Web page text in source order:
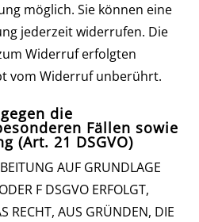
möglich. Sie können eine
jederzeit widerrufen. Die
Widerruf erfolgten
vom Widerruf unberührt.
die
Fällen sowie
(Art. 21 DSGVO)
AUF GRUNDLAGE
F DSGVO ERFOLGT,
RECHT, AUS GRÜNDEN, DIE